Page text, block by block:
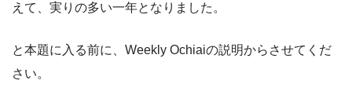
えて、実りの多い一年となりました。
と本題に入る前に、Weekly Ochiaiの説明からさせてくだ
さい。